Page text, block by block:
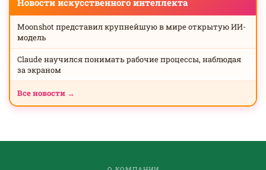
Новости искусственного интеллекта
Moonshot представил крупнейшую в мире открытую ИИ-
модель
Claude научился понимать рабочие процессы, наблюдая
за экраном
Все новости →